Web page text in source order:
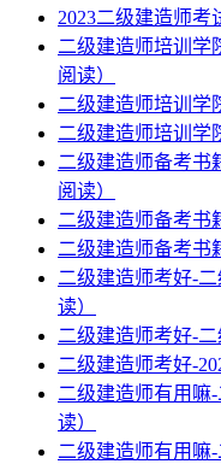
2023二级建造师考
二级建造师培训学
阅读）
二级建造师培训学
二级建造师培训学
二级建造师备考书
阅读）
二级建造师备考书
二级建造师备考书
二级建造师考好-
读）
二级建造师考好-
二级建造师考好-
二级建造师有用嘛
读）
二级建造师有用嘛